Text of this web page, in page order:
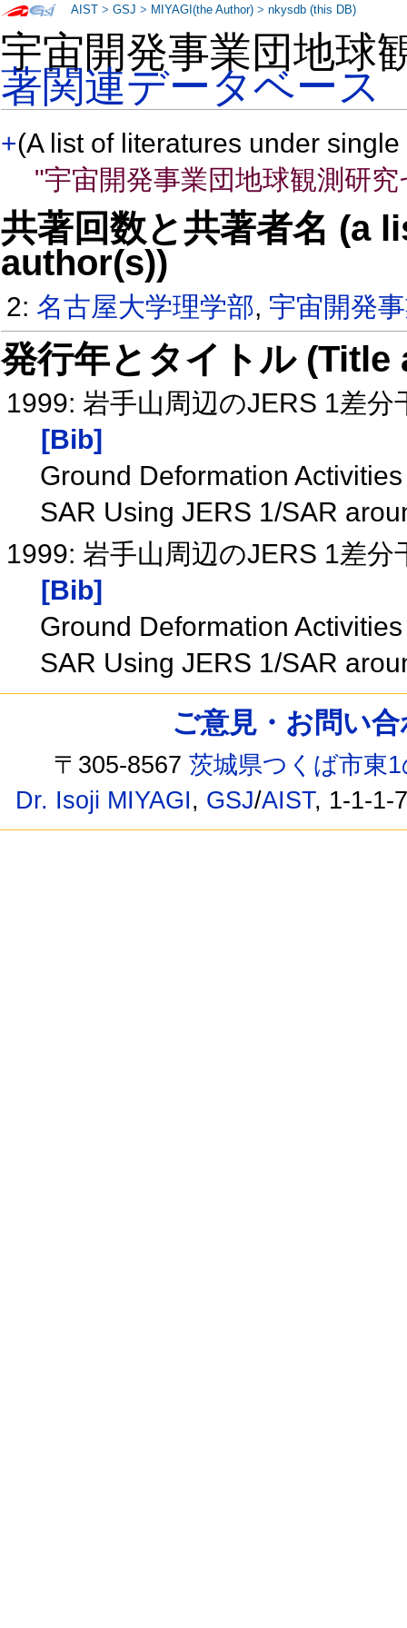
宇宙開発事業団地球
著関連データベース
+(A list of literatures under
"宇宙開発事業団地球観測研
共著回数と共著者名 (a
author(s))
2:名古屋大学理学部, 宇宙開発
発行年とタイトル
1999: 岩手山周辺のJERS 1差
[Bib]
Ground Deformation
SAR Using JERS 1/SAR
1999: 岩手山周辺のJERS 1差
[Bib]
Ground Deformation
SAR Using JERS 1/SAR
AIST >GSJ > MIYAGI(the Author) >nkysdb (this DB)
ご意見・お問い
〒305-8567茨城県つくば市東
Dr. Isoji MIYAGI, GSJ/AIST, 1-1-1-